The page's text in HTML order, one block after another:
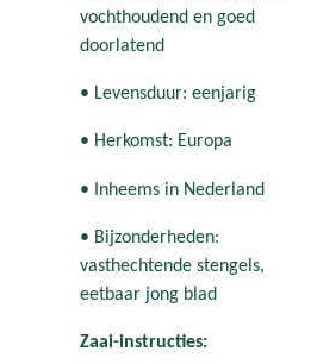
vochthoudend en goed
doorlatend
• Levensduur: eenjarig
• Herkomst: Europa
• Inheems in Nederland
• Bijzonderheden:
vasthechtende stengels,
eetbaar jong blad
Zaai-instructies: